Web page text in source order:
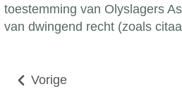
toestemming van Olyslagers
van dwingend recht (zoals
Vorige